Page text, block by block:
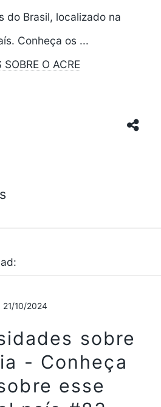
do Brasil, localizado na
Conheça os ...
O ACRE
21/10/2024
sobre
- Conheça
esse